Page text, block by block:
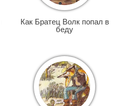
Как Братец Волк попал в
беду